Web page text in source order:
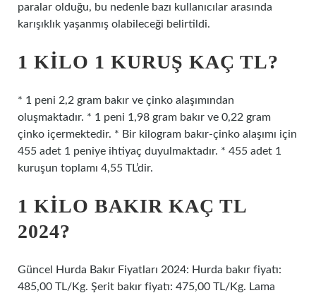
paralar olduğu, bu nedenle bazı kullanıcılar arasında
karışıklık yaşanmış olabileceği belirtildi.
1 KILO 1 KURUŞ KAÇ TL?
* 1 peni 2,2 gram bakır ve çinko alaşımından
oluşmaktadır. * 1 peni 1,98 gram bakır ve 0,22 gram
çinko içermektedir. * Bir kilogram bakır-çinko alaşımı için
455 adet 1 peniye ihtiyaç duyulmaktadır. * 455 adet 1
kuruşun toplamı 4,55 TL’dir.
1 KILO BAKIR KAÇ TL
2024?
Güncel Hurda Bakır Fiyatları 2024: Hurda bakır fiyatı:
485,00 TL/Kg. Şerit bakır fiyatı: 475,00 TL/Kg. Lama